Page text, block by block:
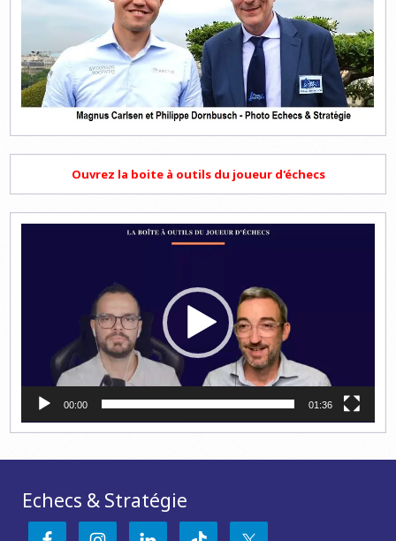
Ouvrez la boite à outils du joueur d'échecs
00:00 01:36
Echecs & Stratégie